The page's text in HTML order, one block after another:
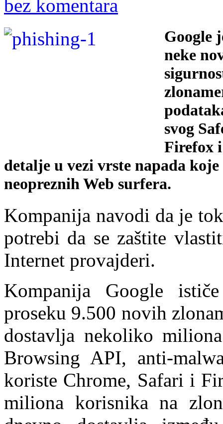
bez komentara
Google
neke
svog
Firefox
detalje u vezi vrste napada
neopreznih Web surfera.
Kompanija navodi da je
potrebi da se zaštite
Internet provajderi.
Kompanija Google
proseku 9.500 novih
dostavlja nekoliko
Browsing API, anti-
koriste Chrome, Safari i
miliona korisnika na